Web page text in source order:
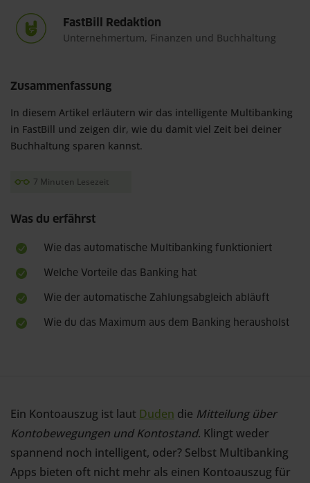
FastBill Redaktion
Unternehmertum, Finanzen und Buchhaltung
Zusammenfassung
In diesem Artikel erläutern wir das intelligente Multibanking
in FastBill und zeigen dir, wie du damit viel Zeit bei deiner
Buchhaltung sparen kannst.
7 Minuten Lesezeit
Was du erfährst
Wie das automatische Multibanking funktioniert
Welche Vorteile das Banking hat
Wie der automatische Zahlungsabgleich abläuft
Wie du das Maximum aus dem Banking herausholst
Ein Kontoauszug ist laut Duden die Mitteilung über
Kontobewegungen und Kontostand. Klingt weder
spannend noch intelligent, oder? Selbst Multibanking
Apps bieten oft nicht mehr als einen Kontoauszug für